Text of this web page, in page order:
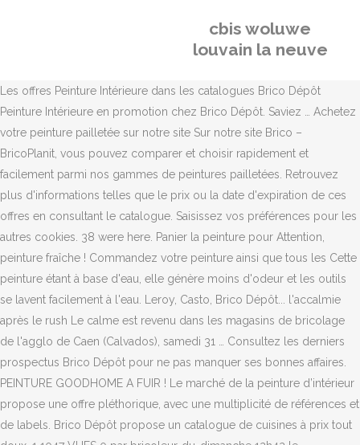
cbis woluwe
louvain la neuve
Les offres Peinture Intérieure dans les catalogues Brico Dépôt
Peinture Intérieure en promotion chez Brico Dépôt. Saviez … Achetez
votre peinture pailletée sur notre site Sur notre site Brico –
BricoPlanit, vous pouvez comparer et choisir rapidement et
facilement parmi nos gammes de peintures pailletées. Retrouvez
plus d'informations telles que le prix ou la date d'expiration de ces
offres en consultant le catalogue. Saisissez vos préférences pour les
autres cookies. 38 were here. Panier la peinture pour Attention,
peinture fraîche ! Commandez votre peinture ainsi que tous les Cette
peinture étant à base d'eau, elle génère moins d'odeur et les outils
se lavent facilement à l'eau. Leroy, Casto, Brico Dépôt... l'accalmie
après le rush Le calme est revenu dans les magasins de bricolage
de l'agglo de Caen (Calvados), samedi 31 … Consultez les derniers
prospectus Brico Dépôt pour ne pas manquer ses bonnes affaires.
PEINTURE GOODHOME A FUIR ! Le marché de la peinture d’intérieur
propose une offre pléthorique, avec une multiplicité de références et
de labels. Brico Dépôt propose un catalogue de cuisines à prix tout